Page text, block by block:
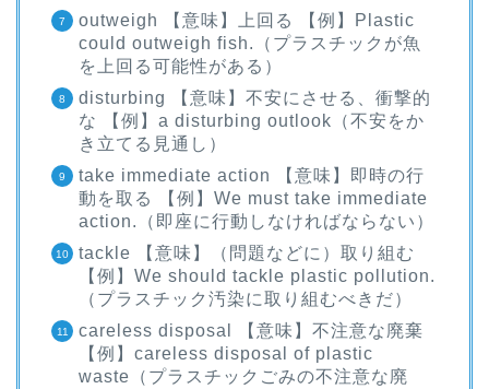
outweigh 【意味】上回る 【例】Plastic
could outweigh fish.（プラスチックが魚
を上回る可能性がある）
disturbing 【意味】不安にさせる、衝撃的
な 【例】a disturbing outlook（不安をか
き立てる見通し）
take immediate action 【意味】即時の行
動を取る 【例】We must take immediate
action.（即座に行動しなければならない）
tackle 【意味】（問題などに）取り組む
【例】We should tackle plastic pollution.
（プラスチック汚染に取り組むべきだ）
careless disposal 【意味】不注意な廃棄
【例】careless disposal of plastic
waste（プラスチックごみの不注意な廃